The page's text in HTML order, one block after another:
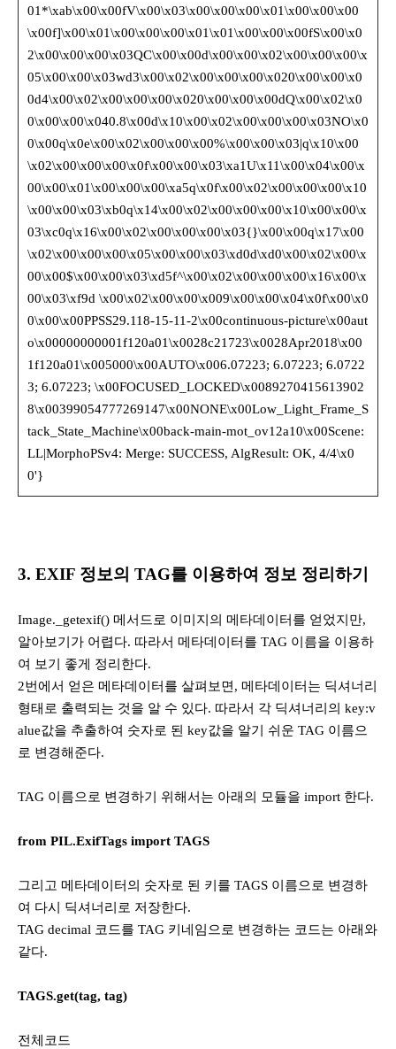
01*\xab\x00\x00fV\x00\x03\x00\x00\x00\x01\x00\x00\x00
\x00f]\x00\x01\x00\x00\x00\x01\x01\x00\x00\x00fS\x00\x0
2\x00\x00\x00\x03QC\x00\x00d\x00\x00\x02\x00\x00\x00\x
05\x00\x00\x03wd3\x00\x02\x00\x00\x00\x020\x00\x00\x0
0d4\x00\x02\x00\x00\x00\x020\x00\x00\x00dQ\x00\x02\x0
0\x00\x00\x040.8\x00d\x10\x00\x02\x00\x00\x00\x03NO\x0
0\x00q\x0e\x00\x02\x00\x00\x00%\x00\x00\x03|q\x10\x00
\x02\x00\x00\x00\x0f\x00\x00\x03\xa1U\x11\x00\x04\x00\x
00\x00\x01\x00\x00\x00\xa5q\x0f\x00\x02\x00\x00\x00\x10
\x00\x00\x03\xb0q\x14\x00\x02\x00\x00\x00\x10\x00\x00\x
03\xc0q\x16\x00\x02\x00\x00\x00\x03{}\x00\x00q\x17\x00
\x02\x00\x00\x00\x05\x00\x00\x03\xd0d\xd0\x00\x02\x00\x
00\x00$\x00\x00\x03\xd5f^\x00\x02\x00\x00\x00\x16\x00\x
00\x03\xf9d \x00\x02\x00\x00\x009\x00\x00\x04\x0f\x00\x0
0\x00\x00PPSS29.118-15-11-2\x00continuous-picture\x00aut
o\x00000000001f120a01\x0028c21723\x0028Apr2018\x00
1f120a01\x005000\x00AUTO\x006.07223; 6.07223; 6.0722
3; 6.07223; \x00FOCUSED_LOCKED\x0089270415613902
8\x00399054777269147\x00NONE\x00Low_Light_Frame_S
tack_State_Machine\x00back-main-mot_ov12a10\x00Scene:
LL|MorphoPSv4: Merge: SUCCESS, AlgResult: OK, 4/4\x0
0'}
3. EXIF 정보의 TAG를 이용하여 정보 정리하기
Image._getexif() 메서드로 이미지의 메타데이터를 얻었지만,
알아보기가 어렵다. 따라서 메타데이터를 TAG 이름을 이용하
여 보기 좋게 정리한다.
2번에서 얻은 메타데이터를 살펴보면, 메타데이터는 딕셔너리
형태로 출력되는 것을 알 수 있다. 따라서 각 딕셔너리의 key:v
alue값을 추출하여 숫자로 된 key값을 알기 쉬운 TAG 이름으
로 변경해준다.
TAG 이름으로 변경하기 위해서는 아래의 모듈을 import 한다.
from PIL.ExifTags import TAGS
그리고 메타데이터의 숫자로 된 키를 TAGS 이름으로 변경하
여 다시 딕셔너리로 저장한다.
TAG decimal 코드를 TAG 키네임으로 변경하는 코드는 아래와
같다.
TAGS.get(tag, tag)
전체코드